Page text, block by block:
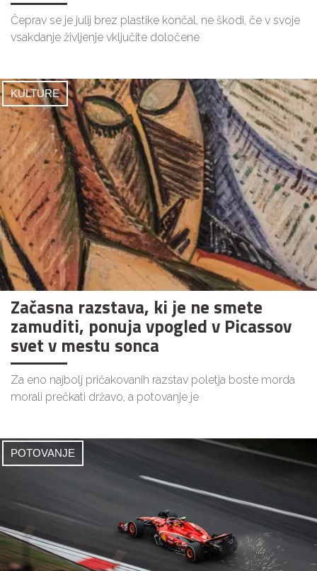
Čeprav se je julij brez plastike končal, ne škodi, če v svoje
vsakdanje življenje vključite določene
KULTURE
Začasna razstava, ki je ne smete
zamuditi, ponuja vpogled v Picassov
svet v mestu sonca
Za eno najbolj pričakovanih razstav poletja boste morda
morali prečkati državo, a potovanje je
POTOVANJE